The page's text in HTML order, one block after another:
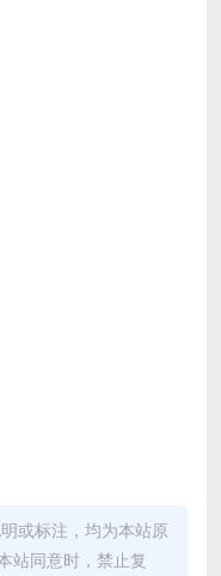
或标注，均为本站原
站同意时，禁止复